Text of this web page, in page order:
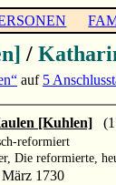
/
auf 5
[Kuhlen]
reformiert
Die reformierte,
1730